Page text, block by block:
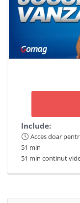
Include:
Acces doar
51 min
51 min continut